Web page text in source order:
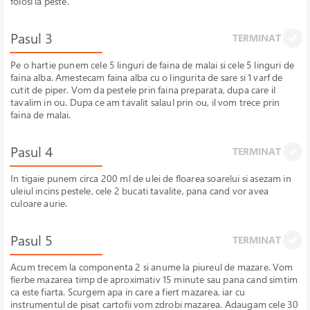
Pasul 3 TERMINAT
Pe o hartie punem cele 5 linguri de faina de malai si cele 5 linguri de
faina alba. Amestecam faina alba cu o lingurita de sare si 1 varf de
cutit de piper. Vom da pestele prin faina preparata, dupa care il
tavalim in ou. Dupa ce am tavalit salaul prin ou, il vom trece prin
faina de malai.
Pasul 4 TERMINAT
In tigaie punem circa 200 ml de ulei de floarea soarelui si asezam in
uleiul incins pestele, cele 2 bucati tavalite, pana cand vor avea
culoare aurie.
Pasul 5 TERMINAT
Acum trecem la componenta 2 si anume la piureul de mazare. Vom
fierbe mazarea timp de aproximativ 15 minute sau pana cand simtim
ca este fiarta. Scurgem apa in care a fiert mazarea, iar cu
instrumentul de pisat cartofii vom zdrobi mazarea. Adaugam cele 30